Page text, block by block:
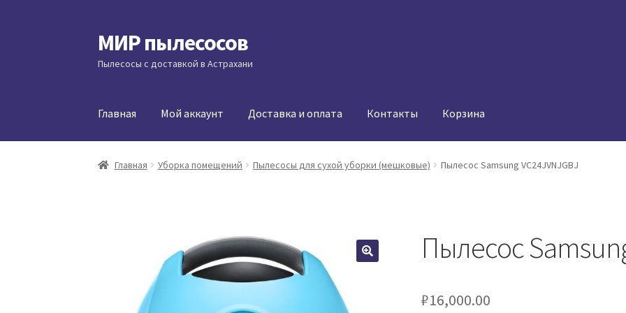
Перейти
к
навигации
Перейти
к
содержимому
МИР пылесосов
Пылесосы с доставкой в Астрахани
Главная Мой аккаунт Доставка и оплата Контакты Корзина
Главная Уборка помещений Пылесосы для сухой уборки (мешковые) Пылесос Samsung VC24JVNJGBJ
Пылесос
₽16,000.00